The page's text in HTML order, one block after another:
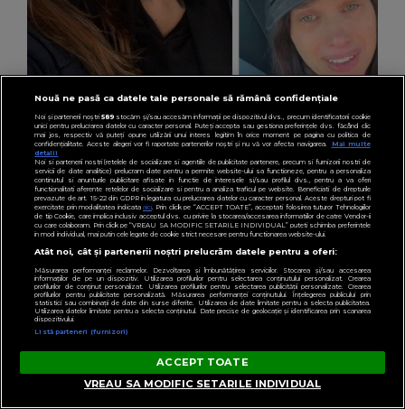
VEDETE
Drama din spatele Alinei Pușcău. Cu ce
probleme de sănătate se confruntă sora
modelului internațional: “Un proces foarte
greu.”
Nouă ne pasă ca datele tale personale să rămână confidențiale
Noi și partenerii noștri589stocăm și/sau accesăm informații pe dispozitivul dvs., precum identificatorii cookie
unici pentru prelucrarea datelor cu caracter personal. Puteți accepta sau gestiona preferințele dvs. făcând clic
mai jos, respectiv vă puteți opune utilizării unui interes legitim în orice moment pe pagina cu politica de
confidențialitate. Aceste alegeri vor fi raportate partenerilor noștri și nu vă vor afecta navigarea.
Mai multe
detalii
Noi si partenerii nostri (retelele de socializare si agentiile de publicitate partenere, precum si furnizorii nostri de
servicii de date analitice) prelucram date pentru a permite website-ului sa functioneze, pentru a personaliza
continutul si anunturile publicitare afisate in functie de interesele si/sau profilul dvs., pentru a va oferi
functionalitati aferente retelelor de socializare si pentru a analiza traficul pe website. Beneficiati de drepturile
prevazute de art. 15-22 din GDPR in legatura cu prelucrarea datelor cu caracter personal. Aceste drepturi pot fi
exercitate prin modalitatea indicataaici. Prin click pe “ACCEPT TOATE”, acceptati folosirea tuturor Tehnologiilor
de tip Cookie, care implica inclusiv acceptul dvs. cu privire la stocarea/accesarea informatiilor de catre Vendor-ii
cu care colaboram. Prin click pe “VREAU SA MODIFIC SETARILE INDIVIDUAL” puteti schimba preferintele
in mod individual, mai putin cele legate de cookie strict necesare pentru functionarea website-ului.
Atât noi, cât și partenerii noștri prelucrăm datele pentru a oferi:
Măsurarea performanței reclamelor. Dezvoltarea și îmbunătățirea serviciilor. Stocarea și/sau accesarea
informațiilor de pe un dispozitiv. Utilizarea profilurilor pentru selectarea conținutului personalizat. Crearea
profilurilor de conținut personalizat. Utilizarea profilurilor pentru selectarea publicității personalizate. Crearea
profilurilor pentru publicitate personalizată. Măsurarea performanței conținutului. Înțelegerea publicului prin
statistici sau combinații de date din surse diferite. Utilizarea de date limitate pentru a selecta publicitatea.
Utilizarea datelor limitate pentru a selecta conținutul. Date precise de geolocație și identificarea prin scanarea
dispozitivului.
Listă parteneri (furnizori)
ACCEPT TOATE
VREAU SA MODIFIC SETARILE INDIVIDUAL